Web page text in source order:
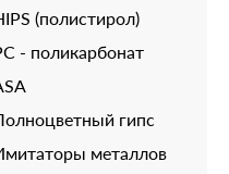
(полистирол)
- поликарбонат
гипс
металлов